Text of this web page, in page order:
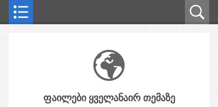
ფაილები ყველანაირ თემაზე